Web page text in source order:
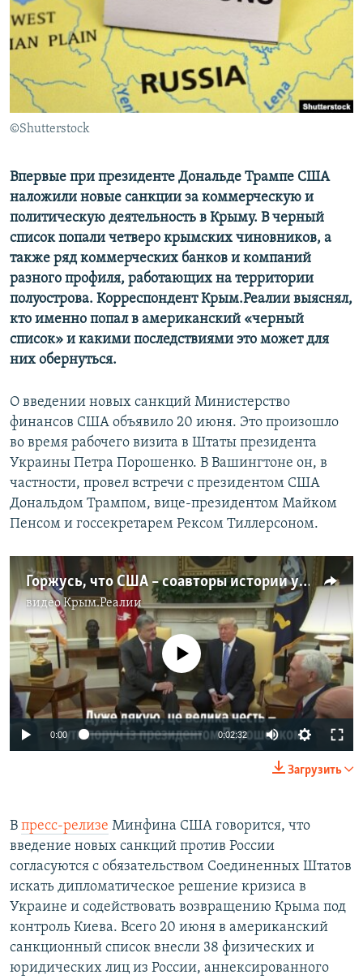
ПОБЕДИТЕЛЕЙ НЕ СУДЯТ?
КРЫМ.НЕПОКОРЕННЫЙ
УКРАИНСКАЯ ПРОБЛЕМА КРЫМА
ПРИСОЕДИНЯЙТЕСЬ!
Все сайты RFE/RL
©Shutterstock
Впервые при президенте Дональде Трампе США
наложили новые санкции за коммерческую и
политическую деятельность в Крыму. В черный
список попали четверо крымских чиновников, а
также ряд коммерческих банков и компаний
разного профиля, работающих на территории
полуострова. Корреспондент Крым.Реалии выяснял,
кто именно попал в американский «черный
список» и какими последствиями это может для
них обернуться.
О введении новых санкций Министерство
финансов США объявило 20 июня. Это произошло
во время рабочего визита в Штаты президента
Украины Петра Порошенко. В Вашингтоне он, в
частности, провел встречи с президентом США
Дональдом Трампом, вице-президентом Майком
Пенсом и госсекретарем Рексом Тиллерсоном.
Горжусь, что США – соавторы истории успеха Украины – Порошенко Трампу (видео)
видеоКрым.Реалии
No media source currently available
0:00 0:02:32
Загрузить
В пресс-релизе Минфина США говорится, что
введение новых санкций против России
согласуются с обязательством Соединенных Штатов
искать дипломатическое решение кризиса в
Украине и содействовать возвращению Крыма под
контроль Киева. Всего 20 июня в американский
санкционный список внесли 38 физических и
юридических лиц из России, аннексированного